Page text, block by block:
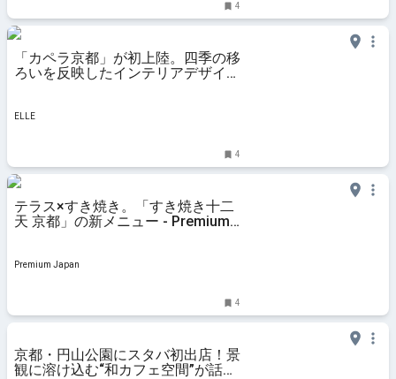
4
「カペラ京都」が初上陸。四季の移
ろいを反映したインテリアデザイン
ELLE
4
テラス×すき焼き。「すき焼き十二
天 京都」の新メニュー - Premium
Premium Japan
4
京都・円山公園にスタバ初出店！景
観に溶け込む“和カフェ空間”が話題